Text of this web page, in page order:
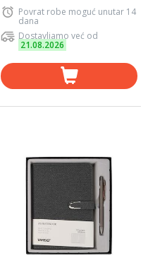
Povrat robe moguć unutar 14
dana
Dostavljamo već od
21.08.2026